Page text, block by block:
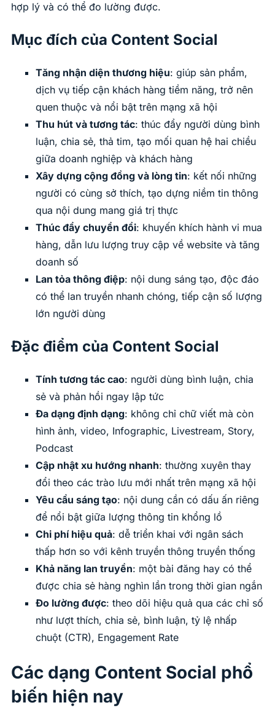
hợp lý và có thể đo lường được.
Mục đích của Content Social
Tăng nhận diện thương hiệu: giúp sản phẩm,
dịch vụ tiếp cận khách hàng tiềm năng, trở nên
quen thuộc và nổi bật trên mạng xã hội
Thu hút và tương tác: thúc đẩy người dùng bình
luận, chia sẻ, thả tim, tạo mối quan hệ hai chiều
giữa doanh nghiệp và khách hàng
Xây dựng cộng đồng và lòng tin: kết nối những
người có cùng sở thích, tạo dựng niềm tin thông
qua nội dung mang giá trị thực
Thúc đẩy chuyển đổi: khuyến khích hành vi mua
hàng, dẫn lưu lượng truy cập về website và tăng
doanh số
Lan tỏa thông điệp: nội dung sáng tạo, độc đáo
có thể lan truyền nhanh chóng, tiếp cận số lượng
lớn người dùng
Đặc điểm của Content Social
Tính tương tác cao: người dùng bình luận, chia
sẻ và phản hồi ngay lập tức
Đa dạng định dạng: không chỉ chữ viết mà còn
hình ảnh, video, Infographic, Livestream, Story,
Podcast
Cập nhật xu hướng nhanh: thường xuyên thay
đổi theo các trào lưu mới nhất trên mạng xã hội
Yêu cầu sáng tạo: nội dung cần có dấu ấn riêng
để nổi bật giữa lượng thông tin khổng lồ
Chi phí hiệu quả: dễ triển khai với ngân sách
thấp hơn so với kênh truyền thông truyền thống
Khả năng lan truyền: một bài đăng hay có thể
được chia sẻ hàng nghìn lần trong thời gian ngắn
Đo lường được: theo dõi hiệu quả qua các chỉ số
như lượt thích, chia sẻ, bình luận, tỷ lệ nhấp
chuột (CTR), Engagement Rate
Các dạng Content Social phổ
biến hiện nay